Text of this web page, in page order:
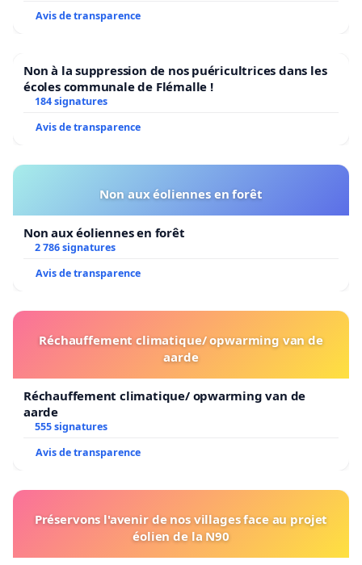
Avis de transparence
Non à la suppression de nos puéricultrices dans les
écoles communale de Flémalle !
184 signatures
Avis de transparence
Non aux éoliennes en forêt
Non aux éoliennes en forêt
2 786 signatures
Avis de transparence
Réchauffement climatique/ opwarming van de
aarde
Réchauffement climatique/ opwarming van de
aarde
555 signatures
Avis de transparence
Préservons l'avenir de nos villages face au projet
éolien de la N90